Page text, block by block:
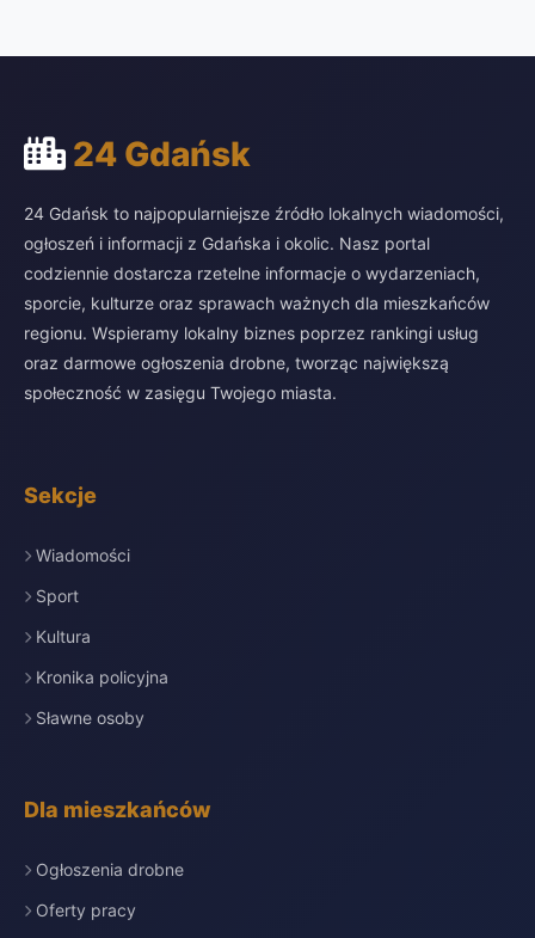
24 Gdańsk
24 Gdańsk to najpopularniejsze źródło lokalnych wiadomości,
ogłoszeń i informacji z Gdańska i okolic. Nasz portal
codziennie dostarcza rzetelne informacje o wydarzeniach,
sporcie, kulturze oraz sprawach ważnych dla mieszkańców
regionu. Wspieramy lokalny biznes poprzez rankingi usług
oraz darmowe ogłoszenia drobne, tworząc największą
społeczność w zasięgu Twojego miasta.
Sekcje
Wiadomości
Sport
Kultura
Kronika policyjna
Sławne osoby
Dla mieszkańców
Ogłoszenia drobne
Oferty pracy